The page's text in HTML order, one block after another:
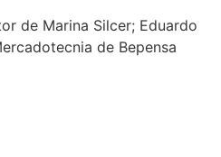
de Marina Silcer; Eduardo
de Bepensa